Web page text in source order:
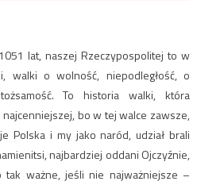
lat, naszej Rzeczypospolitej to w
walki o wolność, niepodległość, o
To historia walki, która
bo w tej walce zawsze,
Polska i my jako naród, udział brali
najbardziej oddani Ojczyźnie,
tak ważne, jeśli nie najważniejsze –